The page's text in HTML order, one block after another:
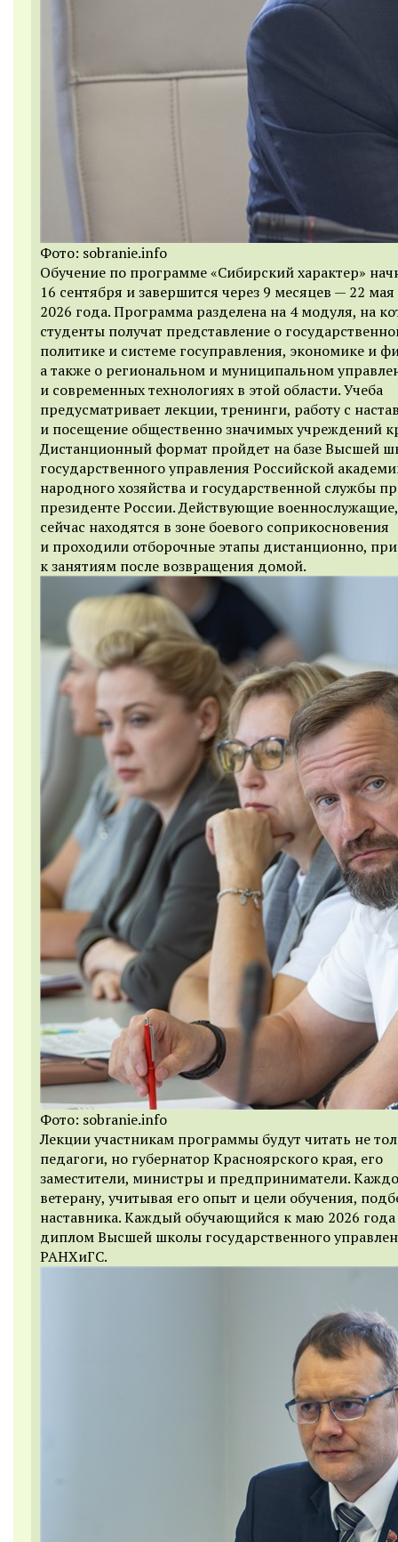
Фото: sobranie.info
Обучение по программе «Сибирский характер»
16 сентября и завершится через 9 месяцев — 22 мая
2026 года. Программа разделена на 4 модуля, на
студенты получат представление о
политике и системе госуправления, экономике и
а также о региональном и муниципальном
и современных технологиях в этой области. Учеба
предусматривает лекции, тренинги, работу с
и посещение общественно значимых учреждений
Дистанционный формат пройдет на базе Высшей
государственного управления Российской
народного хозяйства и государственной службы
президенте России. Действующие
сейчас находятся в зоне боевого соприкосновения
и проходили отборочные этапы дистанционно,
к занятиям после возвращения домой.
Фото: sobranie.info
Лекции участникам программы будут читать не
педагоги, но губернатор Красноярского края, его
заместители, министры и предприниматели.
ветерану, учитывая его опыт и цели обучения,
наставника. Каждый обучающийся к маю 2026 года
диплом Высшей школы государственного
РАНХиГС.